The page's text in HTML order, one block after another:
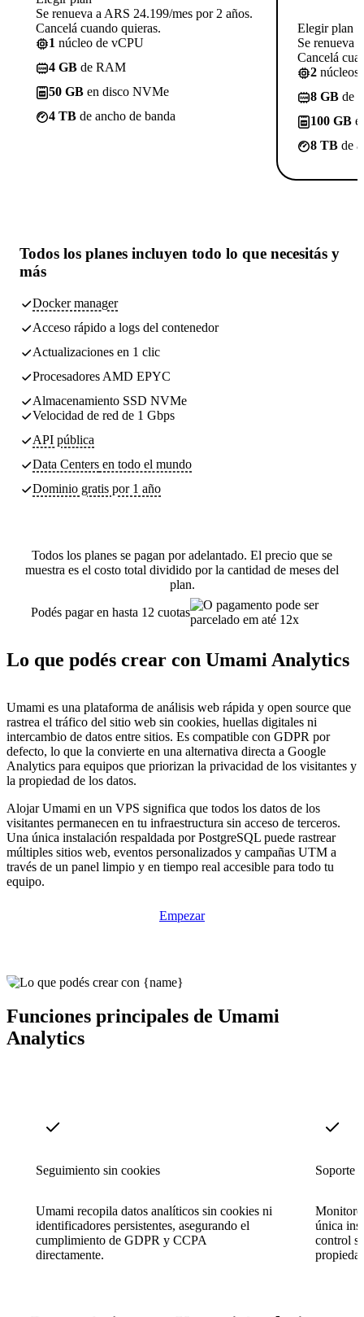
Se renueva a ARS 24.199/mes por 2 años.
Cancelá cuando quieras.
1 núcleo de vCPU
4 GB de RAM
50 GB en disco NVMe
4 TB de ancho de banda
Elegir plan
Se renueva
Cancelá
2 núcleos
8 GB de
100 GB
8 TB de
Todos los planes incluyen todo lo que necesitás y
más
Docker manager
Acceso rápido a logs del contenedor
Actualizaciones en 1 clic
Procesadores AMD EPYC
Almacenamiento SSD NVMe
Velocidad de red de 1 Gbps
API pública
Data Centers en todo el mundo
Dominio gratis por 1 año
Todos los planes se pagan por adelantado. El precio que se
muestra es el costo total dividido por la cantidad de meses del
plan.
Podés pagar en hasta 12 cuotas
Lo que podés crear con Umami Analytics
Umami es una plataforma de análisis web rápida y open source que
rastrea el tráfico del sitio web sin cookies, huellas digitales ni
intercambio de datos entre sitios. Es compatible con GDPR por
defecto, lo que la convierte en una alternativa directa a Google
Analytics para equipos que priorizan la privacidad de los visitantes y
la propiedad de los datos.
Alojar Umami en un VPS significa que todos los datos de los
visitantes permanecen en tu infraestructura sin acceso de terceros.
Una única instalación respaldada por PostgreSQL puede rastrear
múltiples sitios web, eventos personalizados y campañas UTM a
través de un panel limpio y en tiempo real accesible para todo tu
equipo.
Empezar
Funciones principales de Umami
Analytics
Seguimiento sin cookies
Umami recopila datos analíticos sin cookies ni
identificadores persistentes, asegurando el
cumplimiento de GDPR y CCPA
directamente.
Soporte
única
control